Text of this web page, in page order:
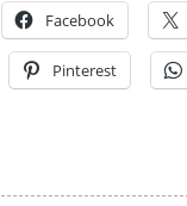
Facebook
Pinterest